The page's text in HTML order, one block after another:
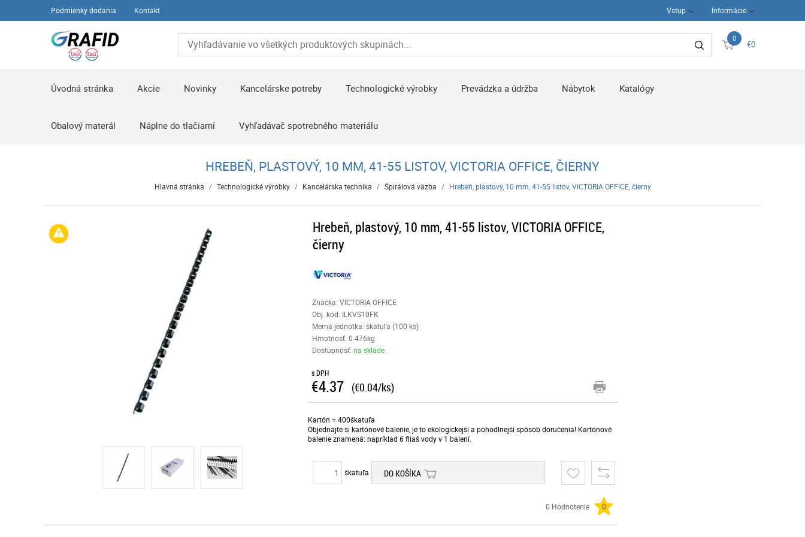
Podmienky dodania Kontakt Vstup Informácie
0
€0
Úvodná stránka Akcie Novinky Kancelárske potreby Technologické výrobky Prevádzka a údržba Nábytok Katalógy
Obalový materál Náplne do tlačiarní Vyhľadávač spotrebného materiálu
HREBEŇ, PLASTOVÝ, 10 MM, 41-55 LISTOV, VICTORIA OFFICE, ČIERNY
Hlavná stránka / Technologické výrobky / Kancelárska technika / Špirálová väzba / Hrebeň, plastový, 10 mm, 41-55 listov, VICTORIA OFFICE, čierny
Hrebeň, plastový, 10 mm, 41-55 listov, VICTORIA OFFICE,
čierny
Značka: VICTORIA OFFICE
Obj. kód: ILKVS10FK
Merná jednotka: škatuľa (100 ks)
Hmotnosť: 0.476kg
Dostupnosť: na sklade
s DPH
€4.37 (€0.04/ks)
Kartón = 400škatuľa
Objednajte si kartónové balenie, je to ekologickejší a pohodlnejší spôsob doručenia! Kartónové
balenie znamená: napríklad 6 fliaš vody v 1 balení.
škatuľa DO KOŠÍKA
0 Hodnotenie 0